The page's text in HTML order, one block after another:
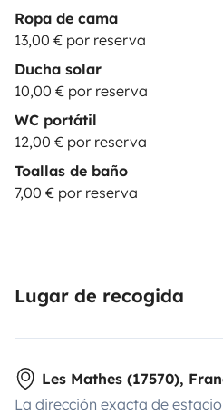
Ropa de cama
13,00 € por reserva
Ducha solar
10,00 € por reserva
WC portátil
12,00 € por reserva
Toallas de baño
7,00 € por reserva
Lugar de recogida
Les Mathes (17570),
La dirección exacta de